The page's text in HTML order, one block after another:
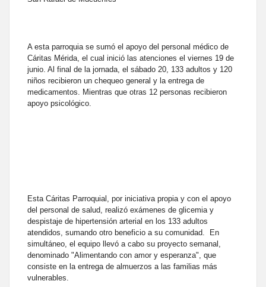
A esta parroquia se sumó el apoyo del personal médico de
Cáritas Mérida, el cual inició las atenciones el viernes 19 de
junio. Al final de la jornada, el sábado 20, 133 adultos y 120
niños recibieron un chequeo general y la entrega de
medicamentos. Mientras que otras 12 personas recibieron
apoyo psicológico.
Esta Cáritas Parroquial, por iniciativa propia y con el apoyo
del personal de salud, realizó exámenes de glicemia y
despistaje de hipertensión arterial en los 133 adultos
atendidos, sumando otro beneficio a su comunidad. En
simultáneo, el equipo llevó a cabo su proyecto semanal,
denominado "Alimentando con amor y esperanza", que
consiste en la entrega de almuerzos a las familias más
vulnerables.